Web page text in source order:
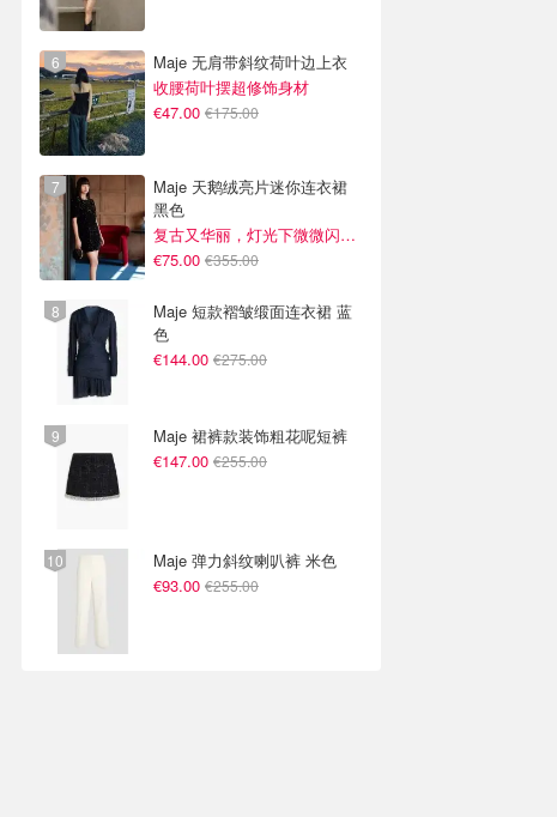
Maje 无肩带斜纹荷叶边上衣
收腰荷叶摆超修饰身材
€47.00 €175.00
Maje 天鹅绒亮片迷你连衣裙
黑色
复古又华丽，灯光下微微闪光~
€75.00 €355.00
Maje 短款褶皱缎面连衣裙 蓝
色
€144.00 €275.00
Maje 裙裤款装饰粗花呢短裤
€147.00 €255.00
Maje 弹力斜纹喇叭裤 米色
€93.00 €255.00